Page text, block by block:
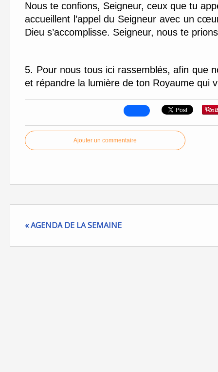
Nous te confions, Seigneur, ceux que tu
accueillent l’appel du Seigneur avec un
Dieu s’accomplisse. Seigneur, nous te
5. Pour nous tous ici rassemblés, afin que
et répandre la lumière de ton Royaume qui
Ajouter un commentaire
« AGENDA DE LA SEMAINE